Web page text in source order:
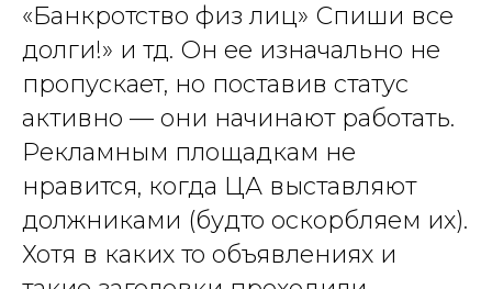
«Банкротство физ лиц» Спиши все
долги!» и тд. Он ее изначально не
пропускает, но поставив статус
активно — они начинают работать.
Рекламным площадкам не
нравится, когда ЦА выставляют
должниками (будто оскорбляем их).
Хотя в каких то объявлениях и